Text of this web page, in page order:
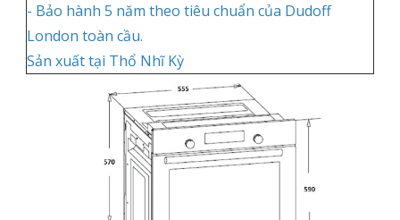
- Bảo hành 5 năm theo tiêu chuẩn của Dudoff
London toàn cầu.
Sản xuất tại Thổ Nhĩ Kỳ